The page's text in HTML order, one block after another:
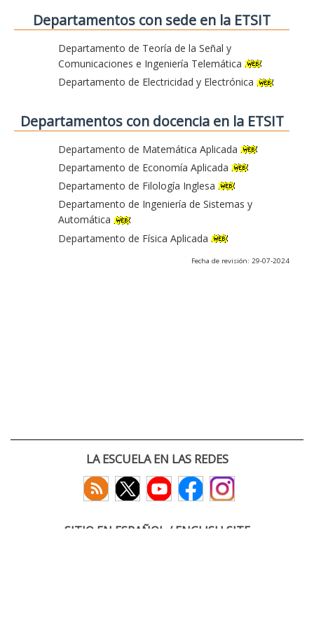
Departamentos con sede en la ETSIT
Departamento de Teoría de la Señal y
Comunicaciones e Ingeniería Telemática
Departamento de Electricidad y Electrónica
Departamentos con docencia en la ETSIT
Departamento de Matemática Aplicada
Departamento de Economía Aplicada
Departamento de Filología Inglesa
Departamento de Ingeniería de Sistemas y
Automática
Departamento de Física Aplicada
Fecha de revisión: 29-07-2024
LA ESCUELA EN LAS REDES
SITIO EN ESPAÑOL / ENGLISH SITE